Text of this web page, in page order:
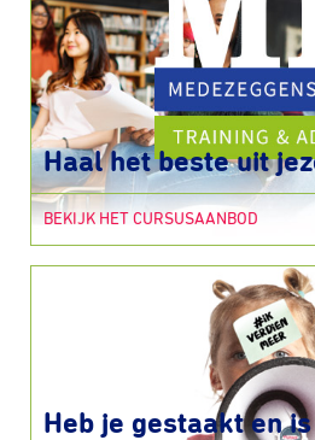
Haal het beste uit
BEKIJK HET CURSUSAANBOD
Heb je gestaakt en